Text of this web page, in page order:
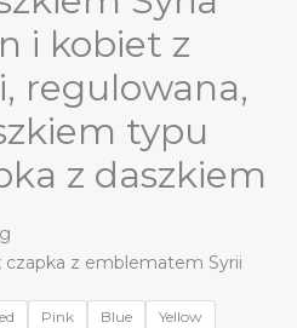
i kobiet z
regulowana,
typu
z daszkiem
czapka z emblematem Syrii
Pink Blue
Yellow